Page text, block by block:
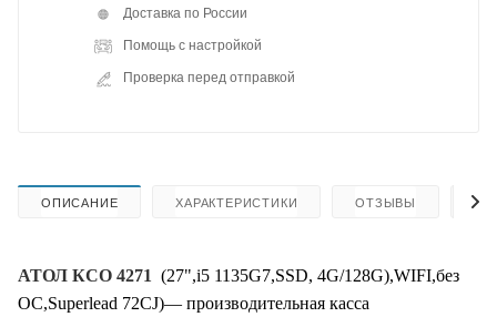
Доставка по России
Помощь с настройкой
Проверка перед отправкой
ОПИСАНИЕ ХАРАКТЕРИСТИКИ ОТЗЫВЫ
АТОЛ КСО 4271 (27",i5 1135G7,SSD, 4G/128G),WIFI,без
ОС,Superlead 72CJ)— производительная касса